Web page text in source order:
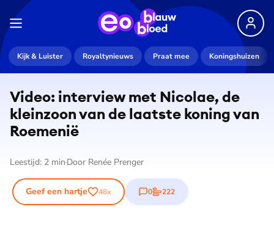
Kijk & Luister Royaltynieuws Praat mee Koningshuizen
De weergave van deze video vereist jouw
toestemming voor social media cookies.
Video: interview met Nicolae, de
kleinzoon van de laatste koning van
Roemenië
Leestijd: 2 min Door Renée Prenger
Geef een hartje 48x 0
reacties
222
stemmen